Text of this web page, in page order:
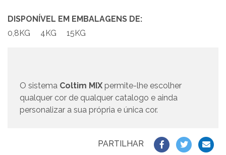
DISPONÍVEL EM EMBALAGENS DE:
0,8KG
4KG 15KG
O sistema Coltim MIX permite-lhe escolher
qualquer cor de qualquer catalogo e ainda
personalizar a sua própria e única cor.
PARTILHAR